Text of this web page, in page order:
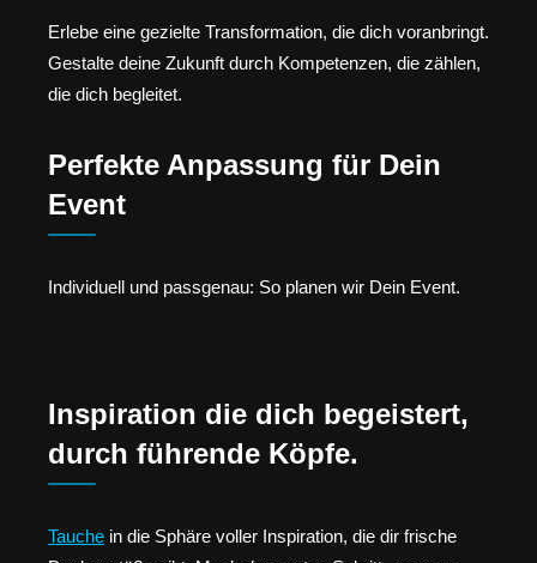
Erlebe eine gezielte Transformation, die dich voranbringt.
Gestalte deine Zukunft durch Kompetenzen, die zählen,
die dich begleitet.
Perfekte Anpassung für Dein
Event
Individuell und passgenau: So planen wir Dein Event.
Inspiration die dich begeistert,
durch führende Köpfe.
Tauche in die Sphäre voller Inspiration, die dir frische